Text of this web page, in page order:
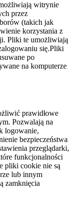
witrynie
przez
(takich jak
korzystania z
Pliki te umożliwiają
się.Pliki
po
na komputerze
prawidłowe
Pozwalają na
logowanie,
bezpieczeństwa
przeglądarki,
funkcjonalności
pliki cookie nie są
lub innym
zamknięcia